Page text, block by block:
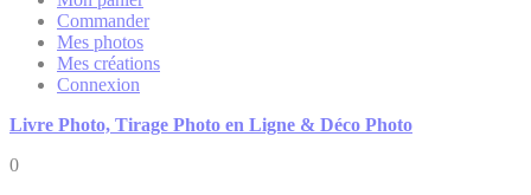
Commander
Mes photos
Mes créations
Connexion
Livre Photo, Tirage Photo en Ligne & Déco Photo
0